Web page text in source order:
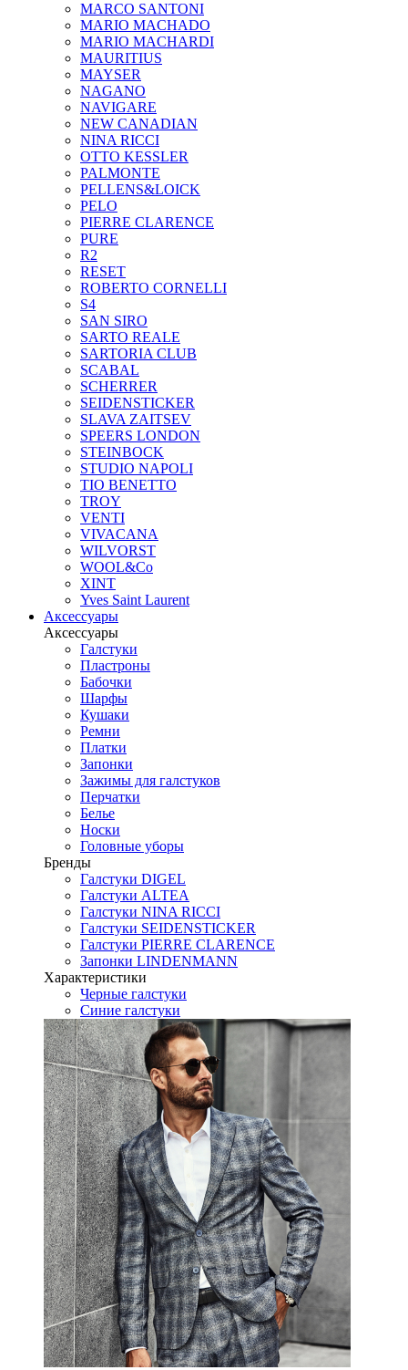
MARCO SANTONI
MARIO MACHADO
MARIO MACHARDI
MAURITIUS
MAYSER
NAGANO
NAVIGARE
NEW CANADIAN
NINA RICCI
OTTO KESSLER
PALMONTE
PELLENS&LOICK
PELO
PIERRE CLARENCE
PURE
R2
RESET
ROBERTO CORNELLI
S4
SAN SIRO
SARTO REALE
SARTORIA CLUB
SCABAL
SCHERRER
SEIDENSTICKER
SLAVA ZAITSEV
SPEERS LONDON
STEINBOCK
STUDIO NAPOLI
TIO BENETTO
TROY
VENTI
VIVACANA
WILVORST
WOOL&Co
XINT
Yves Saint Laurent
Аксессуары
Аксессуары
Галстуки
Пластроны
Бабочки
Шарфы
Кушаки
Ремни
Платки
Запонки
Зажимы для галстуков
Перчатки
Белье
Носки
Головные уборы
Бренды
Галстуки DIGEL
Галстуки ALTEA
Галстуки NINA RICCI
Галстуки SEIDENSTICKER
Галстуки PIERRE CLARENCE
Запонки LINDENMANN
Характеристики
Черные галстуки
Синие галстуки